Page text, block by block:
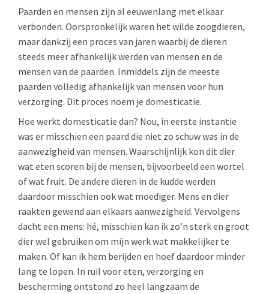
Paarden en mensen zijn al eeuwenlang met elkaar
verbonden. Oorspronkelijk waren het wilde zoogdieren,
maar dankzij een proces van jaren waarbij de dieren
steeds meer afhankelijk werden van mensen en de
mensen van de paarden. Inmiddels zijn de meeste
paarden volledig afhankelijk van mensen voor hun
verzorging. Dit proces noem je domesticatie.
Hoe werkt domesticatie dan? Nou, in eerste instantie
was er misschien een paard die niet zo schuw was in de
aanwezigheid van mensen. Waarschijnlijk kon dit dier
wat eten scoren bij de mensen, bijvoorbeeld een wortel
of wat fruit. De andere dieren in de kudde werden
daardoor misschien ook wat moediger. Mens en dier
raakten gewend aan elkaars aanwezigheid. Vervolgens
dacht een mens: hé, misschien kan ik zo’n sterk en groot
dier wel gebruiken om mijn werk wat makkelijker te
maken. Of kan ik hem berijden en hoef daardoor minder
lang te lopen. In ruil voor eten, verzorging en
bescherming ontstond zo heel langzaam de